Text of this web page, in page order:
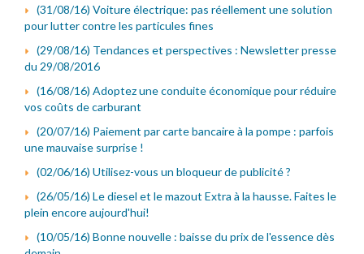
(31/08/16) Voiture électrique: pas réellement une solution
pour lutter contre les particules fines
(29/08/16) Tendances et perspectives : Newsletter presse
du 29/08/2016
(16/08/16) Adoptez une conduite économique pour réduire
vos coûts de carburant
(20/07/16) Paiement par carte bancaire à la pompe : parfois
une mauvaise surprise !
(02/06/16) Utilisez-vous un bloqueur de publicité ?
(26/05/16) Le diesel et le mazout Extra à la hausse. Faites le
plein encore aujourd'hui!
(10/05/16) Bonne nouvelle : baisse du prix de l'essence dès